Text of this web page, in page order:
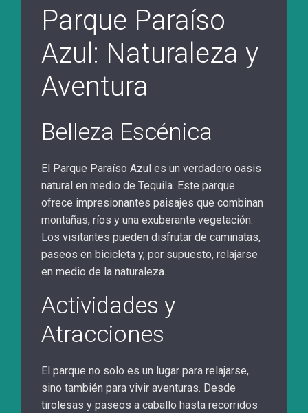
Parque Paraíso
Azul: Naturaleza y
Aventura
Belleza Escénica
El Parque Paraíso Azul es un verdadero oasis
natural en medio de Tequila. Este parque
ofrece impresionantes paisajes que combinan
montañas, ríos y una exuberante vegetación.
Los visitantes pueden disfrutar de caminatas,
paseos en bicicleta y, por supuesto, relajarse
en medio de la naturaleza.
Actividades y
Atracciones
El parque no solo es un lugar para relajarse,
sino también para vivir aventuras. Desde
tirolesas y paseos a caballo hasta recorridos